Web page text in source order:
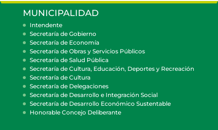
MUNICIPALIDAD
Intendente
Secretaría de Gobierno
Secretaría de Economía
Secretaría de Obras y Servicios Públicos
Secretaría de Salud Pública
Secretaría de Cultura, Educación, Deportes y Recreación
Secretaría de Cultura
Secretaría de Delegaciones
Secretaría de Desarrollo e Integración Social
Secretaría de Desarrollo Económico Sustentable
Honorable Concejo Deliberante